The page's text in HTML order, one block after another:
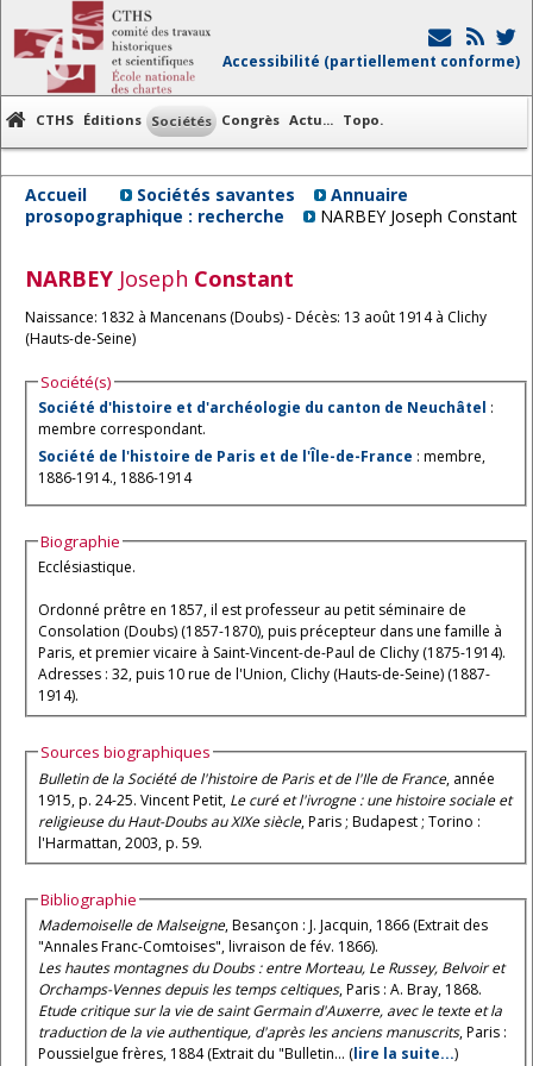
Accessibilité (partiellement conforme)
CTHS Éditions Sociétés Congrès Actu... Topo.
Accueil Sociétés savantes
Annuaire
prosopographique : recherche
NARBEY Joseph Constant
NARBEY Joseph Constant
Naissance: 1832 à Mancenans (Doubs) - Décès: 13 août 1914 à Clichy
(Hauts-de-Seine)
Société(s)
Société d'histoire et d'archéologie du canton de Neuchâtel :
membre correspondant.
Société de l'histoire de Paris et de l'Île-de-France : membre,
1886-1914., 1886-1914
Biographie
Ecclésiastique.
Ordonné prêtre en 1857, il est professeur au petit séminaire de
Consolation (Doubs) (1857-1870), puis précepteur dans une famille à
Paris, et premier vicaire à Saint-Vincent-de-Paul de Clichy (1875-1914).
Adresses : 32, puis 10 rue de l'Union, Clichy (Hauts-de-Seine) (1887-
1914).
Sources biographiques
Bulletin de la Société de l'histoire de Paris et de l'Ile de France, année
1915, p. 24-25. Vincent Petit, Le curé et l'ivrogne : une histoire sociale et
religieuse du Haut-Doubs au XIXe siècle, Paris ; Budapest ; Torino :
l'Harmattan, 2003, p. 59.
Bibliographie
Mademoiselle de Malseigne, Besançon : J. Jacquin, 1866 (Extrait des
"Annales Franc-Comtoises", livraison de fév. 1866).
Les hautes montagnes du Doubs : entre Morteau, Le Russey, Belvoir et
Orchamps-Vennes depuis les temps celtiques , Paris : A. Bray, 1868.
Etude critique sur la vie de saint Germain d'Auxerre, avec le texte et la
traduction de la vie authentique, d'après les anciens manuscrits, Paris :
Poussielgue frères, 1884 (Extrait du "Bulletin... (lire la suite...)